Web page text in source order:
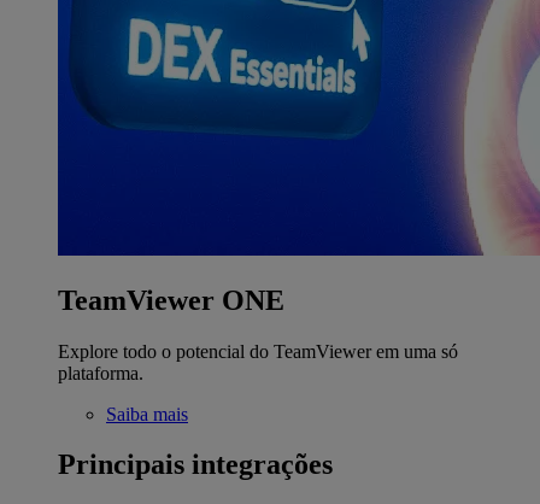
TeamViewer ONE
Explore todo o potencial do TeamViewer em uma só
plataforma.
Saiba mais
Principais integrações